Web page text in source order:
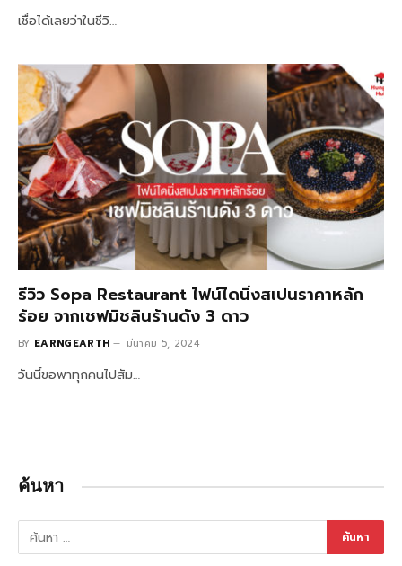
เชื่อได้เลยว่าในชีวิ…
รีวิว Sopa Restaurant ไฟน์ไดนิ่งสเปนราคาหลัก
ร้อย จากเชฟมิชลินร้านดัง 3 ดาว
BY EARNGEARTH มีนาคม 5, 2024
วันนี้ขอพาทุกคนไปสัม…
ค้นหา